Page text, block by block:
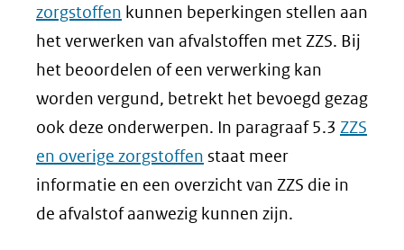
zorgstoffen kunnen beperkingen stellen aan
het verwerken van afvalstoffen met ZZS. Bij
het beoordelen of een verwerking kan
worden vergund, betrekt het bevoegd gezag
ook deze onderwerpen. In paragraaf 5.3 ZZS
en overige zorgstoffen staat meer
informatie en een overzicht van ZZS die in
de afvalstof aanwezig kunnen zijn.